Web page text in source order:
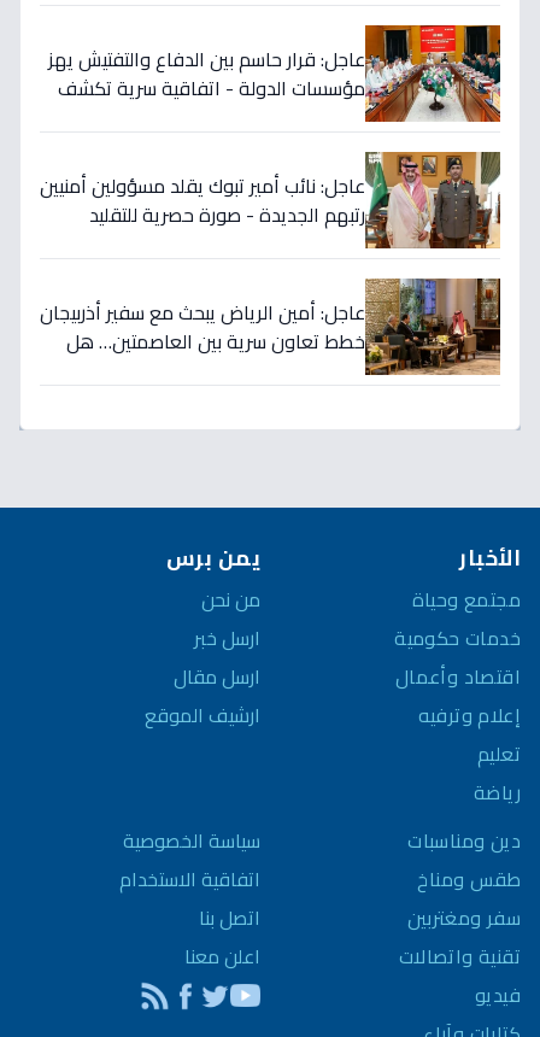
عاجل: قرار حاسم بين الدفاع والتفتيش يهز
مؤسسات الدولة - اتفاقية سرية تكشف
عاجل: نائب أمير تبوك يقلد مسؤولين أمنيين
رتبهم الجديدة - صورة حصرية للتقليد
عاجل: أمين الرياض يبحث مع سفير أذربيجان
خطط تعاون سرية بين العاصمتين… هل
الأخبار
مجتمع وحياة
خدمات حكومية
اقتصاد وأعمال
إعلام وترفيه
تعليم
رياضة
دين ومناسبات
طقس ومناخ
سفر ومغتربين
تقنية واتصالات
فيديو
يمن برس
من نحن
ارسل خبر
ارسل مقال
ارشيف الموقع
سياسة الخصوصية
اتفاقية الاستخدام
اتصل بنا
اعلن معنا